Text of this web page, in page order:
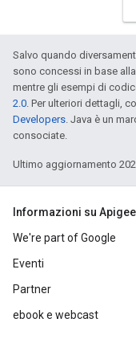
Salvo quando
sono concessi in base alla
mentre gli esempi di
2.0. Per ulteriori dettagli,
Developers. Java è un
consociate.
Ultimo aggiornamento
Informazioni su Apigee
We're part of Google
Eventi
Partner
ebook e webcast